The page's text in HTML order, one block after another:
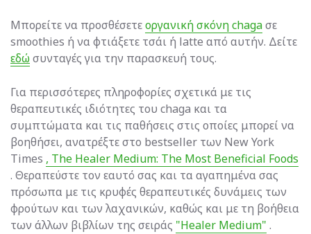
Μπορείτε να προσθέσετεοργανική σκόνη chagaσε
smoothies ή να φτιάξετε τσάι ή latte από αυτήν. Δείτε
εδώ συνταγές για την παρασκευή τους.
Για περισσότερες πληροφορίες σχετικά με τις
θεραπευτικές ιδιότητες του chaga και τα
συμπτώματα και τις παθήσεις στις οποίες μπορεί να
βοηθήσει, ανατρέξτε στο bestseller των New York
Times , The Healer Medium: The Most Beneficial Foods
. Θεραπεύστε τον εαυτό σας και τα αγαπημένα σας
πρόσωπα με τις κρυφές θεραπευτικές δυνάμεις των
φρούτων και των λαχανικών, καθώς και με τη βοήθεια
των άλλων βιβλίων της σειράς "Healer Medium" .